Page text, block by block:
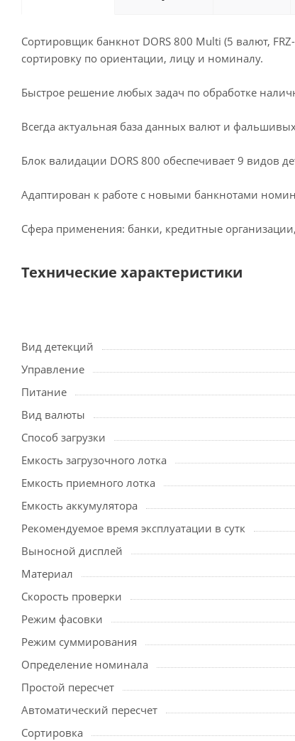
Сортировщик банкнот DORS 800 Multi (5 валют,
сортировку по ориентации, лицу и номиналу.
Быстрое решение любых задач по обработке
Всегда актуальная база данных валют и
Блок валидации DORS 800 обеспечивает 9 видов
Адаптирован к работе с новыми банкнотами
Сфера применения: банки, кредитные
Технические характеристики
Вид детекций
Управление
Питание
Вид валюты
Способ загрузки
Емкость загрузочного лотка
Емкость приемного лотка
Емкость аккумулятора
Рекомендуемое время эксплуатации в сутк
Выносной дисплей
Материал
Скорость проверки
Режим фасовки
Режим суммирования
Определение номинала
Простой пересчет
Автоматический пересчет
Сортировка